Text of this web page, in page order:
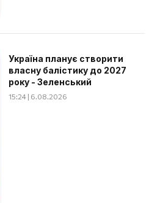
Україна планує створити
власну балістику до 2027
року - Зеленський
15:24 | 6.08.2026